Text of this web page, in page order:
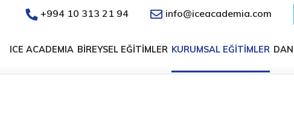
+994 10 313 21 94 info@iceacademia.com
ICE ACADEMIA BİREYSEL EĞİTİMLER KURUMSAL EĞİTİMLER